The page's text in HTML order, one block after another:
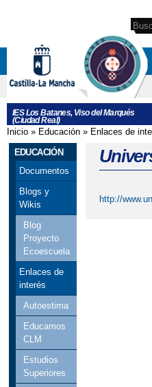
contenido
principal
IES Los Batanes, Viso del Marqués
(Ciudad Real)
Se encuentra
Inicio » Educación » Enlaces de
EDUCACIÓN
Documentos
Blogs y
Wikis
Blog
Proyecto
Ecoescuela
Enlaces de
interés
Autoestima
Educamos
CLM
Estudios
Superiores
http://